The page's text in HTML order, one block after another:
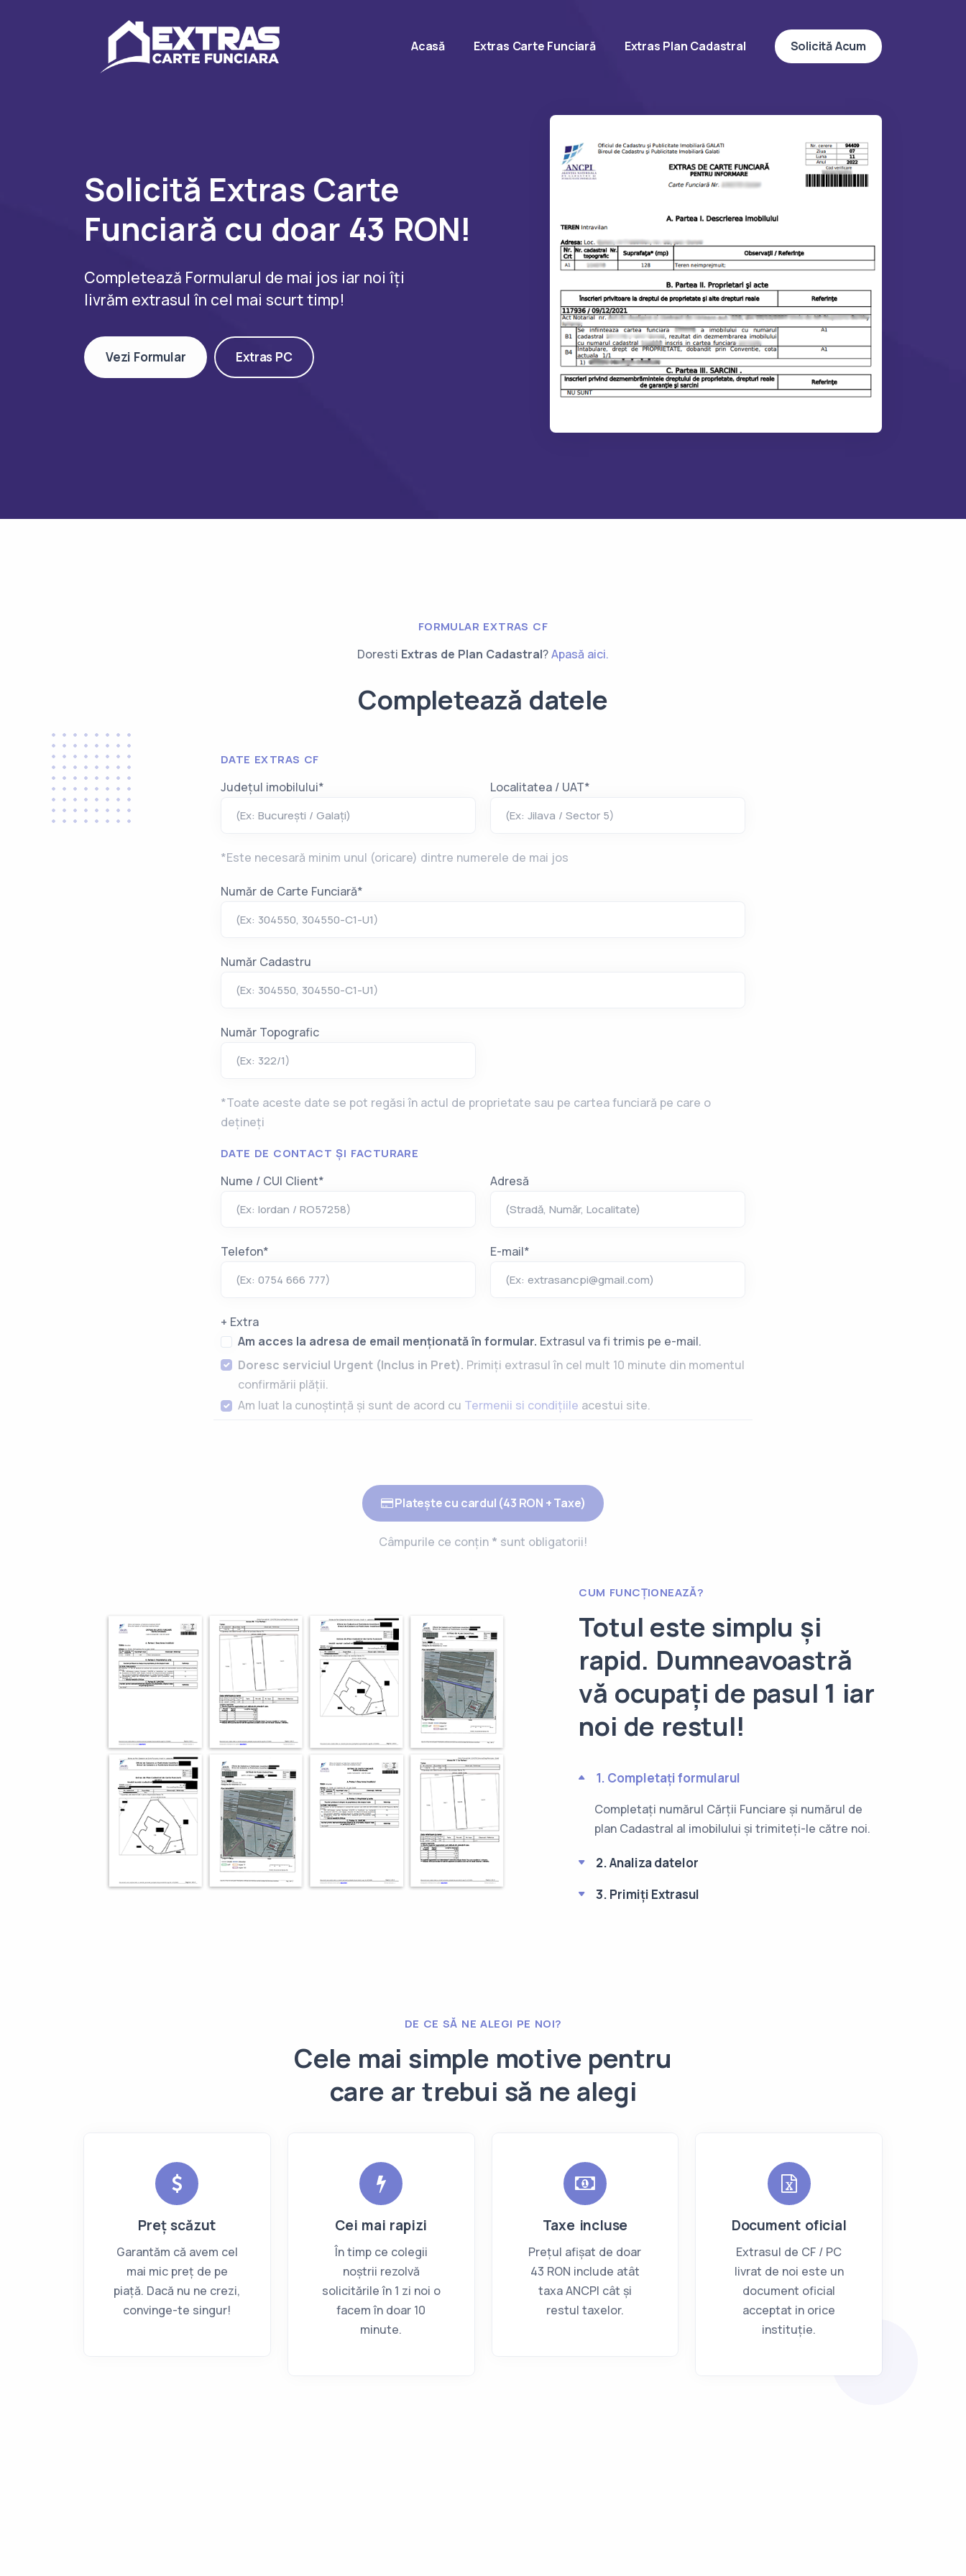
Acasă Extras Carte Funciară Extras Plan Cadastral Solicită Acum
Solicită Extras Carte
Funciară cu doar 43 RON!
Completează Formularul de mai jos iar noi îți
livrăm extrasul în cel mai scurt timp!
Vezi Formular Extras PC
FORMULAR EXTRAS CF
Doresti Extras de Plan Cadastral?Apasă aici.
Completează datele
DATE EXTRAS CF
Județul imobilului*
(Ex: București / Galați)
Localitatea / UAT*
(Ex: Jilava / Sector 5)
*Este necesară minim unul (oricare) dintre numerele de mai jos
Număr de Carte Funciară*
(Ex: 304550, 304550-C1-U1)
Număr Cadastru
(Ex: 304550, 304550-C1-U1)
Număr Topografic
(Ex: 322/1)
*Toate aceste date se pot regăsi în actul de proprietate sau pe cartea funciară pe care o
dețineți
DATE DE CONTACT ȘI FACTURARE
Nume / CUI Client*
(Ex: Iordan / RO57258)
Adresă
(Stradă, Număr, Localitate)
Telefon*
(Ex: 0754 666 777)
E-mail*
(Ex: extrasancpi@gmail.com)
+ Extra
Am acces la adresa de email menționată în formular. Extrasul va fi trimis pe e-mail.
Doresc serviciul Urgent (Inclus in Pret). Primiți extrasul în cel mult 10 minute din momentul
confirmării plății.
Am luat la cunoștință și sunt de acord cu Termenii si condițiile acestui site.
Platește cu cardul (43 RON + Taxe)
Câmpurile ce conțin * sunt obligatorii!
CUM FUNCȚIONEAZĂ?
Totul este simplu și
rapid. Dumneavoastră
vă ocupați de pasul 1 iar
noi de restul!
1. Completați formularul
Completați numărul Cărții Funciare și numărul de
plan Cadastral al imobilului și trimiteți-le către noi.
2. Analiza datelor
3. Primiți Extrasul
DE CE SĂ NE ALEGI PE NOI?
Cele mai simple motive pentru
care ar trebui să ne alegi
Preț scăzut
Garantăm că avem cel
mai mic preț de pe
piață. Dacă nu ne crezi,
convinge-te singur!
Cei mai rapizi
În timp ce colegii
noștrii rezolvă
solicitările în 1 zi noi o
facem în doar 10
minute.
Taxe incluse
Prețul afișat de doar
43 RON include atât
taxa ANCPI cât și
restul taxelor.
Document oficial
Extrasul de CF / PC
livrat de noi este un
document oficial
acceptat in orice
instituție.